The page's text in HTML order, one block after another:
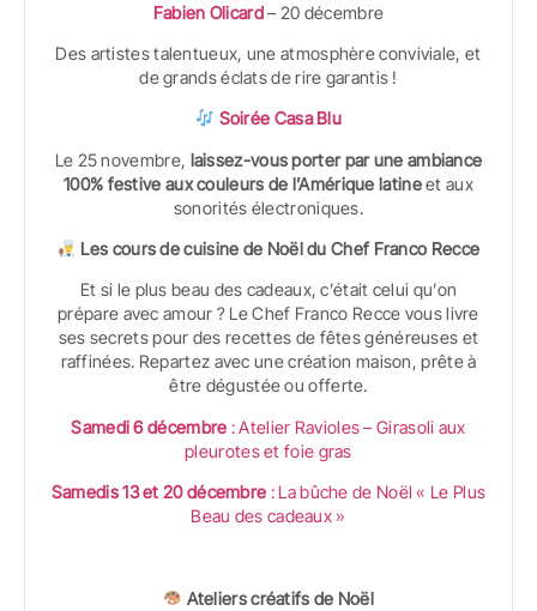
Fabien Olicard– 20 décembre
Des artistes talentueux, une atmosphère conviviale, et
de grands éclats de rire garantis !
Soirée Casa Blu
Le 25 novembre, laissez-vous porter par une ambiance
100% festive aux couleurs de l’Amérique latineet aux
sonorités électroniques.
Les cours de cuisine de Noël du Chef Franco Recce
Et si le plus beau des cadeaux, c’était celui qu’on
prépare avec amour ? Le Chef Franco Recce vous livre
ses secrets pour des recettes de fêtes généreuses et
raffinées. Repartez avec une création maison, prête à
être dégustée ou offerte.
Samedi 6 décembre : Atelier Ravioles – Girasoli aux
pleurotes et foie gras
Samedis 13 et 20 décembre : La bûche de Noël « Le Plus
Beau des cadeaux »
Ateliers créatifs de Noël